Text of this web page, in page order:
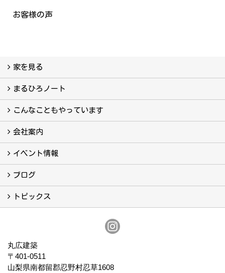
お客様の声
家を見る
フォトギャラリー
現場レポート
完工事例
お客様の声
まるひろノート
真っ直ぐの家づくり
自慢の大工たち
こだわりの自然素材
快適な家のエッセンス
注文住宅ができるまで
こんなこともやっています
こんなこともやっています
会社案内
会社案内
まるひろの人
スタッフ紹介
プライバシーポリシー
イベント情報
イベント予告
イベント報告
ブログ
ブログ
トピックス
丸広建築
〒401-0511
山梨県南都留郡忍野村忍草1608